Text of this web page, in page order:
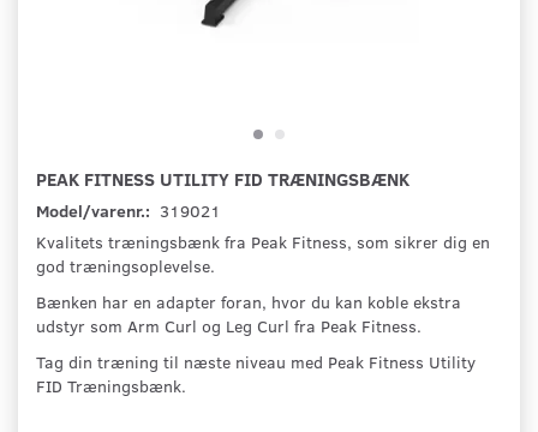
PEAK FITNESS UTILITY FID TRÆNINGSBÆNK
Model/varenr.: 319021
Kvalitets træningsbænk fra Peak Fitness, som sikrer dig en
god træningsoplevelse.
Bænken har en adapter foran, hvor du kan koble ekstra
udstyr som Arm Curl og Leg Curl fra Peak Fitness.
Tag din træning til næste niveau med Peak Fitness Utility
FID Træningsbænk.